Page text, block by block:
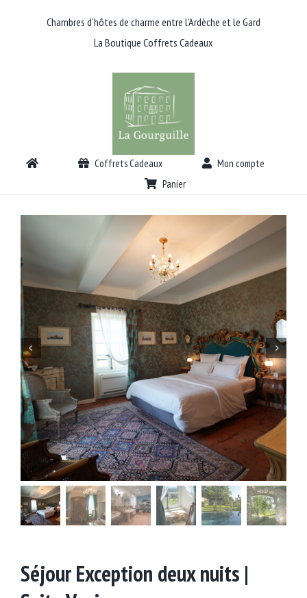
Chambres d’hôtes de charme entre l’Ardèche et le Gard
La Boutique Coffrets Cadeaux
Coffrets Cadeaux
Mon compte
Panier
 
Séjour Exception deux nuits |